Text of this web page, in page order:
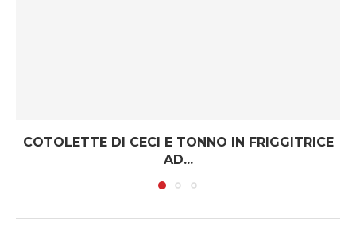
COTOLETTE DI CECI E TONNO IN FRIGGITRICE
AD...